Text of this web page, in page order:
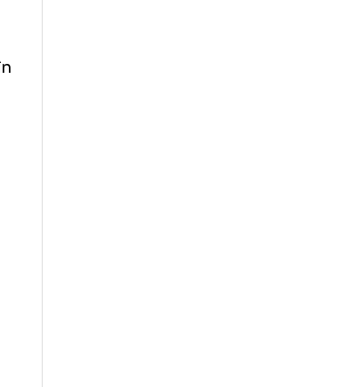
a
pe
63
în
ca în
Gili
faţa